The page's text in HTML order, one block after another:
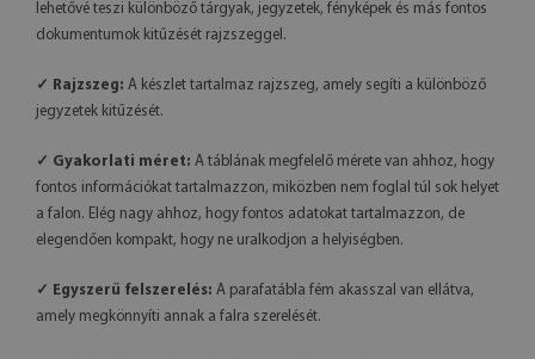
lehetővé teszi különböző tárgyak, jegyzetek, fényképek és más fontos
dokumentumok kitűzését rajzszeggel.
✓ Rajzszeg: A készlet tartalmaz rajzszeg, amely segíti a különböző
jegyzetek kitűzését.
✓ Gyakorlati méret: A táblának megfelelő mérete van ahhoz, hogy
fontos információkat tartalmazzon, miközben nem foglal túl sok helyet
a falon. Elég nagy ahhoz, hogy fontos adatokat tartalmazzon, de
elegendően kompakt, hogy ne uralkodjon a helyiségben.
✓ Egyszerű felszerelés: A parafatábla fém akasszal van ellátva,
amely megkönnyíti annak a falra szerelését.